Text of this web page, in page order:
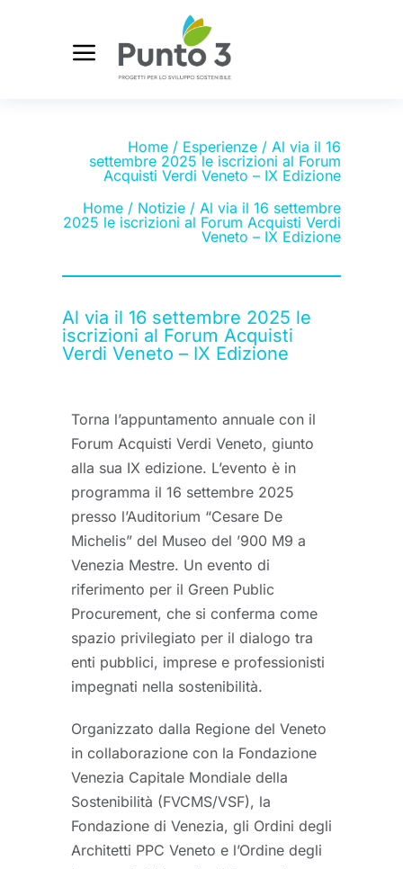
Home / Esperienze / Al via il 16
settembre 2025 le iscrizioni al Forum
Acquisti Verdi Veneto – IX Edizione
Home / Notizie / Al via il 16 settembre
2025 le iscrizioni al Forum Acquisti Verdi
Veneto – IX Edizione
Al via il 16 settembre 2025 le
iscrizioni al Forum Acquisti
Verdi Veneto – IX Edizione
Torna l’appuntamento annuale con il
Forum Acquisti Verdi Veneto, giunto
alla sua IX edizione. L’evento è in
programma il 16 settembre 2025
presso l’Auditorium “Cesare De
Michelis” del Museo del ’900 M9 a
Venezia Mestre. Un evento di
riferimento per il Green Public
Procurement, che si conferma come
spazio privilegiato per il dialogo tra
enti pubblici, imprese e professionisti
impegnati nella sostenibilità.
Organizzato dalla Regione del Veneto
in collaborazione con la Fondazione
Venezia Capitale Mondiale della
Sostenibilità (FVCMS/VSF), la
Fondazione di Venezia, gli Ordini degli
Architetti PPC Veneto e l’Ordine degli